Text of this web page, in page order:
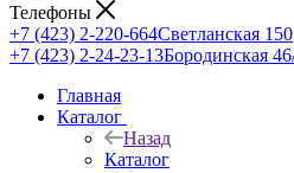
Телефоны
+7 (423) 2-220-664Светланская 150
+7 (423) 2-24-23-13Бородинская
Главная
Каталог
Назад
Каталог